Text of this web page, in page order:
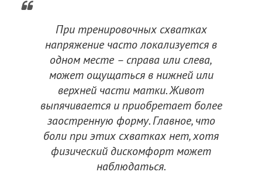
При тренировочных схватках
напряжение часто локализуется в
одном месте – справа или слева,
может ощущаться в нижней или
верхней части матки. Живот
выпячивается и приобретает более
заостренную форму. Главное, что
боли при этих схватках нет, хотя
физический дискомфорт может
наблюдаться.